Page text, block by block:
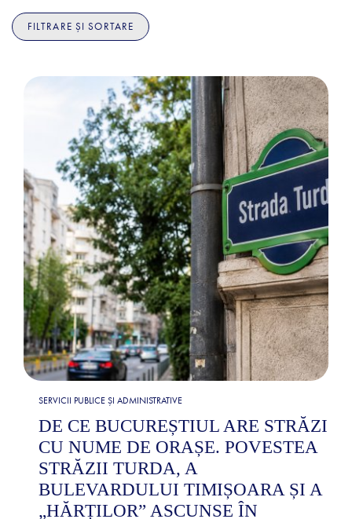
FILTRARE ȘI SORTARE
SERVICII PUBLICE ȘI ADMINISTRATIVE
DE CE BUCUREȘTIUL ARE STRĂZI
CU NUME DE ORAȘE. POVESTEA
STRĂZII TURDA, A
BULEVARDULUI TIMIȘOARA ȘI A
„HĂRȚILOR” ASCUNSE ÎN